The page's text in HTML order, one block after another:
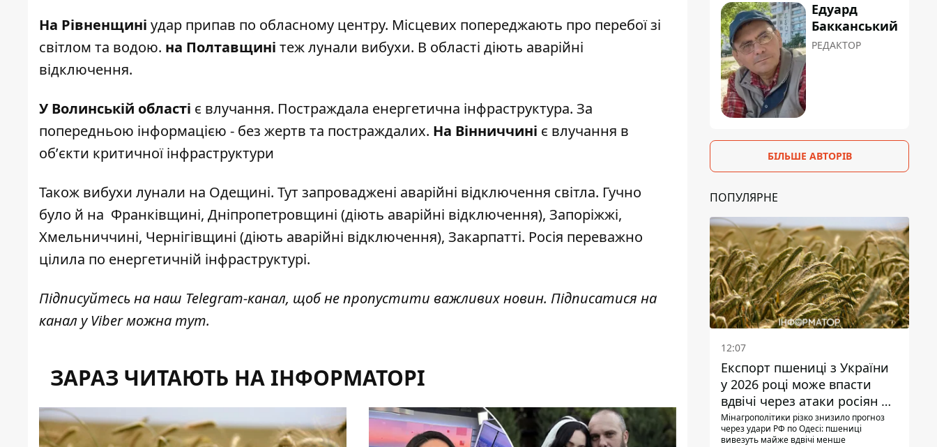
На Рівненщині удар припав по обласному центру. Місцевих попереджають про перебої зі
світлом та водою. на Полтавщині теж лунали вибухи. В області діють аварійні
відключення.
У Волинській області є влучання. Постраждала енергетична інфраструктура. За
попередньою інформацією - без жертв та постраждалих. На Вінниччині є влучання в
обʼєкти критичної інфраструктури
Також вибухи лунали на Одещині. Тут запроваджені аварійні відключення світла. Гучно
було й на Франківщині, Дніпропетровщині (діють аварійні відключення), Запоріжжі,
Хмельниччині, Чернігівщині (діють аварійні відключення), Закарпатті. Росія переважно
цілила по енергетичній інфраструктурі.
Підписуйтесь на наш Telegram-канал, щоб не пропустити важливих новин. Підписатися на
канал у Viber можнатут.
ЗАРАЗ ЧИТАЮТЬ НА ІНФОРМАТОРІ
Едуард
Бакканський
РЕДАКТОР
БІЛЬШЕ АВТОРІВ
ПОПУЛЯРНЕ
12:07
Експорт пшениці з України
у 2026 році може впасти
вдвічі через атаки росіян по
портах
Мінагрополітики різко знизило прогноз
через удари РФ по Одесі: пшениці
вивезуть майже вдвічі менше